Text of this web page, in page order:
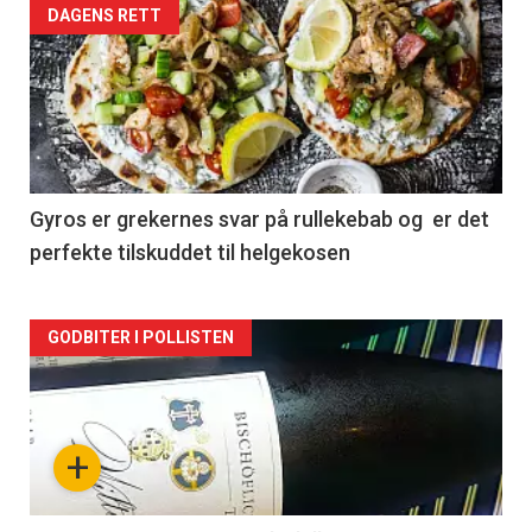
Forsiden
akkurat
nå
-
2
DAGENS RETT
Gyros er grekernes svar på rullekebab og er det
perfekte tilskuddet til helgekosen
Forsiden
akkurat
nå+
GODBITER I POLLISTEN